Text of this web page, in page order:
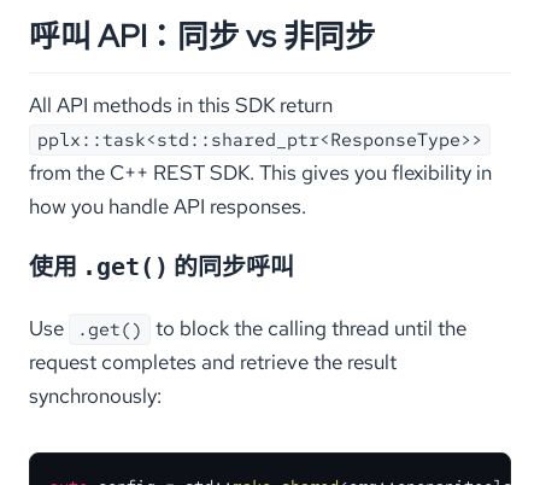
呼叫 API：同步 vs 非同步
All API methods in this SDK return
pplx::task<std::shared_ptr<ResponseType>>
from the C++ REST SDK. This gives you flexibility in
how you handle API responses.
使用 .get() 的同步呼叫
Use .get()
to block the calling thread until the
request completes and retrieve the result
synchronously: